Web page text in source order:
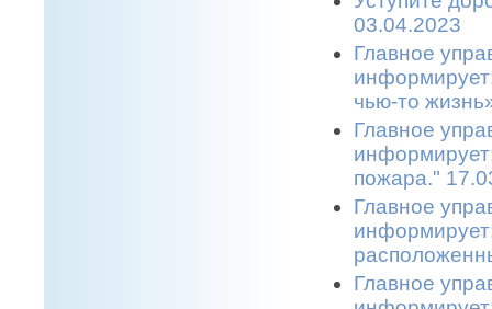
03.04.2023
Главное
чью-то
Главное
пожара."
Главное
Главное